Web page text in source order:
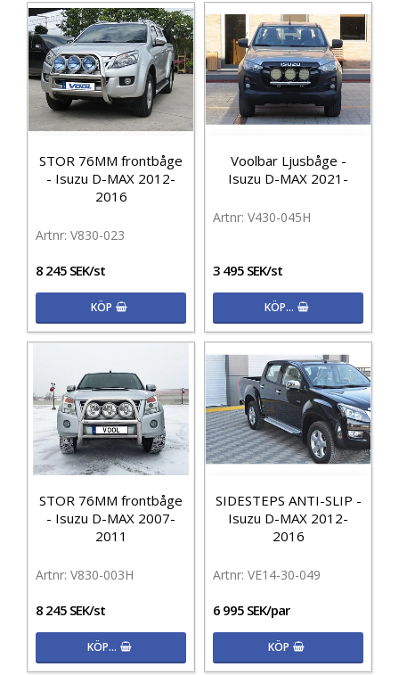
STOR 76MM frontbåge
- Isuzu D-MAX 2012-
2016
V830-023
8 245 SEK/st
KÖP
Voolbar Ljusbåge -
Isuzu D-MAX 2021-
V430-045H
3 495 SEK/st
KÖP…
STOR 76MM frontbåge
- Isuzu D-MAX 2007-
2011
V830-003H
8 245 SEK/st
KÖP…
SIDESTEPS ANTI-SLIP -
Isuzu D-MAX 2012-
2016
VE14-30-049
6 995 SEK/par
KÖP